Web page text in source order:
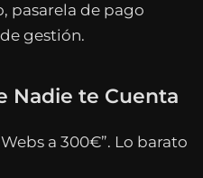
pasarela de pago
gestión.
Nadie te Cuenta
a 300€”. Lo barato